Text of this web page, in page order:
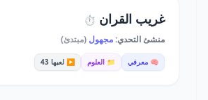
غريب القران ⏱️
منشئ التحدي:مجهول (مبتدئ)
🧠 معرفي 📁 العلوم ▶️ لعبها 43